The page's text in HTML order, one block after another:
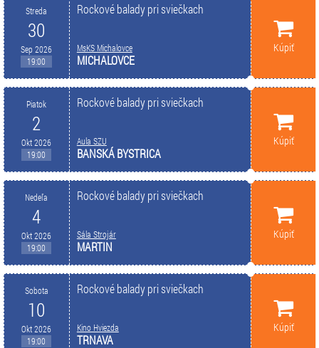
Streda
30
Sep 2026
19:00
Rockové balady pri sviečkach
MsKS Michalovce
MICHALOVCE
Kúpiť
Piatok
2
Okt 2026
19:00
Rockové balady pri sviečkach
Aula SZU
BANSKÁ BYSTRICA
Kúpiť
Nedeľa
4
Okt 2026
19:00
Rockové balady pri sviečkach
Sála Strojár
MARTIN
Kúpiť
Sobota
10
Okt 2026
19:00
Rockové balady pri sviečkach
Kino Hviezda
TRNAVA
Kúpiť